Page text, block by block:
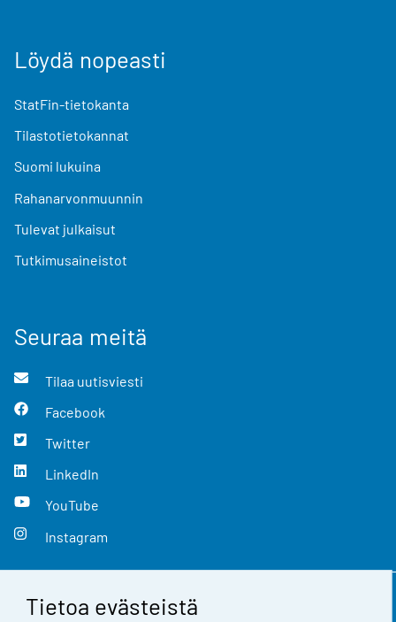
Tietoa evästeistä
Löydä nopeasti
StatFin-tietokanta
Tilastotietokannat
Suomi lukuina
Rahanarvonmuunnin
Tulevat julkaisut
Tutkimusaineistot
Seuraa meitä
Tilaa uutisviesti
Facebook
Twitter
LinkedIn
YouTube
Instagram
Yhteystiedot